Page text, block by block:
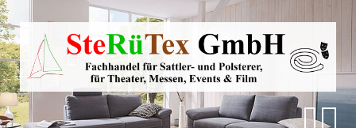
Direkt zur Hauptnavigation springen
Direkt zum Inhalt springen
Zur Unternavigation springen SteRüTex
Planen- & Persenningstoffe
Reißverschlüsse